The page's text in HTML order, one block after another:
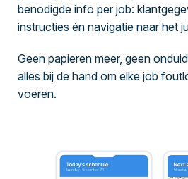
benodigde info per job:
instructies én navigatie naar het
Geen papieren meer, geen
alles bij de hand om elke job
voeren.